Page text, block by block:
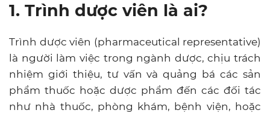
1. Trình dược viên là ai?
Trình dược viên (pharmaceutical representative)
là người làm việc trong ngành dược, chịu trách
nhiệm giới thiệu, tư vấn và quảng bá các sản
phẩm thuốc hoặc dược phẩm đến các đối tác
như nhà thuốc, phòng khám, bệnh viện, hoặc